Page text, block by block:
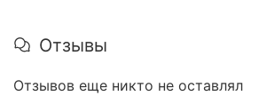
Отзывы
Отзывов еще никто не оставлял